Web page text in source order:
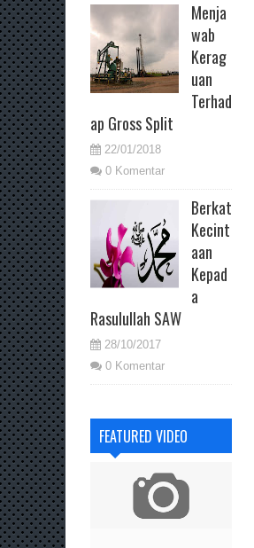
Menja
wab
Kerag
uan
Terhad
ap Gross Split
22/01/2018
0 Komentar
Berkat
Kecint
aan
Kepad
a
Rasulullah SAW
28/10/2017
0 Komentar
FEATURED VIDEO